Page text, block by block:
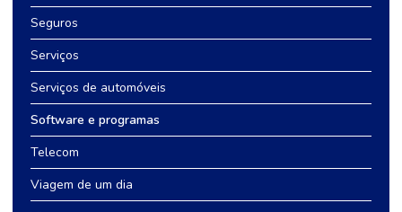
Seguros
Serviços
Serviços de automóveis
Software e programas
Telecom
Viagem de um dia